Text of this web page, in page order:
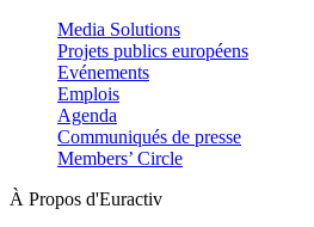
Media Solutions
Projets publics européens
Evénements
Emplois
Agenda
Communiqués de presse
Members’ Circle
À Propos d'Euractiv